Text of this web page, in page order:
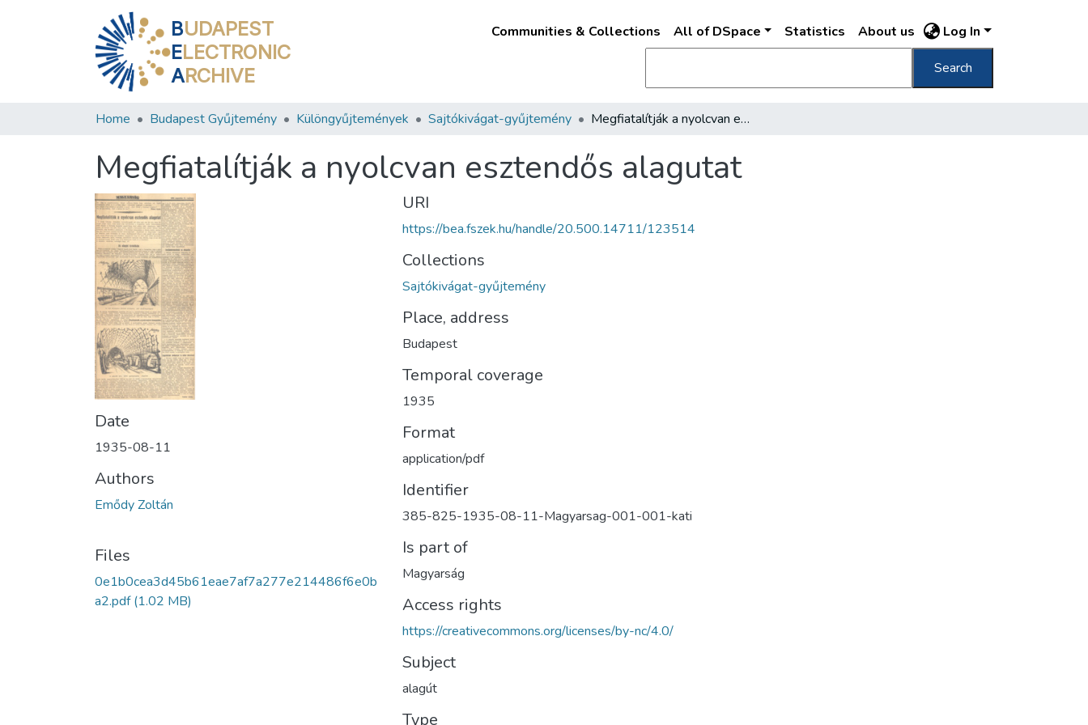
BUDAPEST
ELECTRONIC
ARCHIVE
Communities & Collections All of DSpace Statistics About us Log In
Search
Home Budapest Gyűjtemény Különgyűjtemények Sajtókivágat-gyűjtemény Megfiatalítják a nyolcvan esztendős alagutat
Megfiatalítják a nyolcvan esztendős alagutat
Date
1935-08-11
Authors
Emődy Zoltán
Files
0e1b0cea3d45b61eae7af7a277e214486f6e0b
a2.pdf(1.02 MB)
URI
https://bea.fszek.hu/handle/20.500.14711/123514
Collections
Sajtókivágat-gyűjtemény
Place, address
Budapest
Temporal coverage
1935
Format
application/pdf
Identifier
385-825-1935-08-11-Magyarsag-001-001-kati
Is part of
Magyarság
Access rights
https://creativecommons.org/licenses/by-nc/4.0/
Subject
alagút
Type